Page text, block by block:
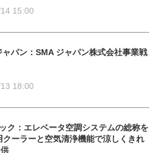
15:00
パン：SMA ジャパン株式会社事業戦
18:00
ク：エレベータ空調システムの総称を
クーラーと空気清浄機能で涼しくきれ